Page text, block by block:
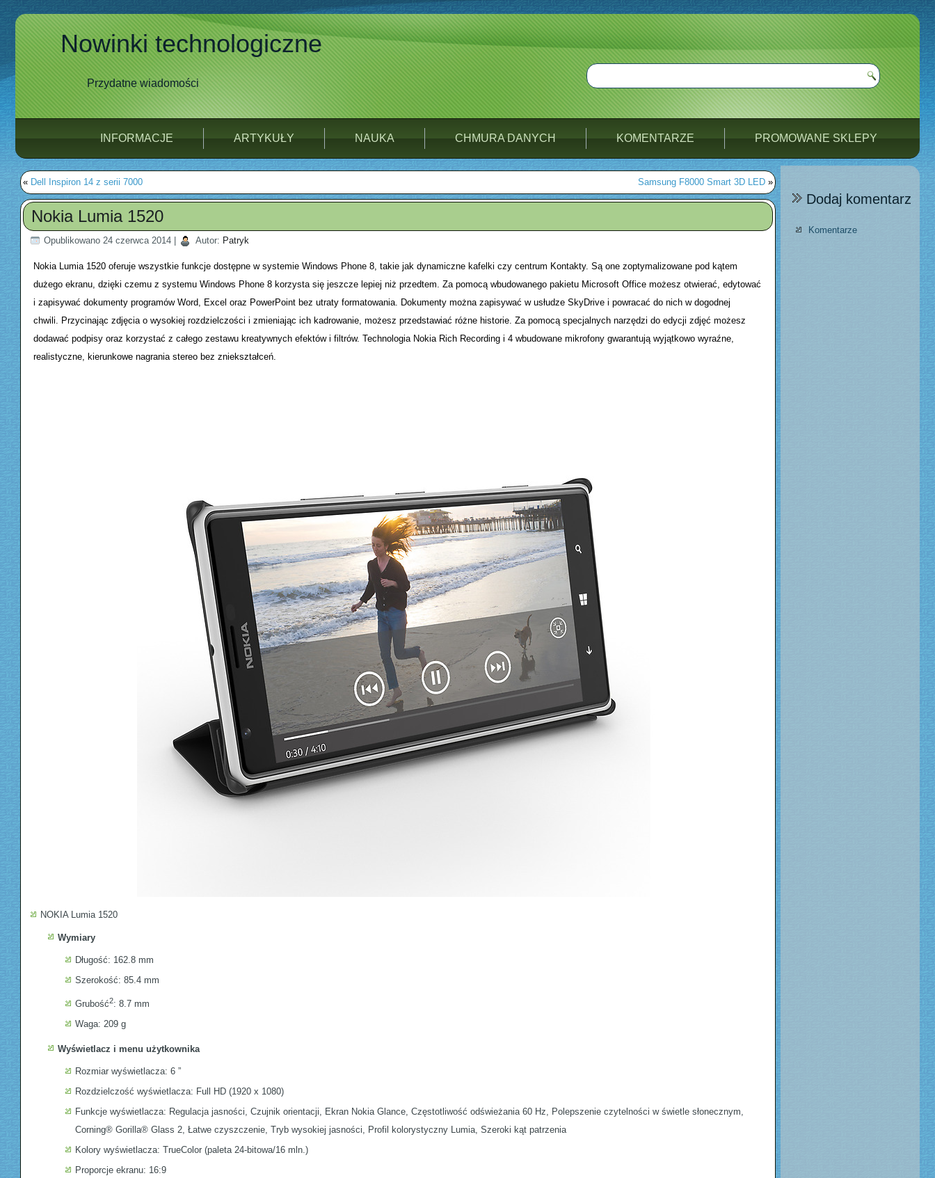
Nowinki technologiczne
Przydatne wiadomości
INFORMACJE ARTYKUŁY NAUKA CHMURA DANYCH KOMENTARZE PROMOWANE SKLEPY
« Dell Inspiron 14 z serii 7000 Samsung F8000 Smart 3D LED »
Nokia Lumia 1520
Opublikowano 24 czerwca 2014 Autor: Patryk
Nokia Lumia 1520 oferuje wszystkie funkcje dostępne w systemie Windows Phone 8, takie jak dynamiczne kafelki czy centrum Kontakty. Są one zoptymalizowane pod kątem
dużego ekranu, dzięki czemu z systemu Windows Phone 8 korzysta się jeszcze lepiej niż przedtem. Za pomocą wbudowanego pakietu Microsoft Office możesz otwierać, edytować
i zapisywać dokumenty programów Word, Excel oraz PowerPoint bez utraty formatowania. Dokumenty można zapisywać w usłudze SkyDrive i powracać do nich w dogodnej
chwili. Przycinając zdjęcia o wysokiej rozdzielczości i zmieniając ich kadrowanie, możesz przedstawiać różne historie. Za pomocą specjalnych narzędzi do edycji zdjęć możesz
dodawać podpisy oraz korzystać z całego zestawu kreatywnych efektów i filtrów. Technologia Nokia Rich Recording i 4 wbudowane mikrofony gwarantują wyjątkowo wyraźne,
realistyczne, kierunkowe nagrania stereo bez zniekształceń.
NOKIA Lumia 1520
Wymiary
Długość: 162.8 mm
Szerokość: 85.4 mm
Grubość2: 8.7 mm
Waga: 209 g
Wyświetlacz i menu użytkownika
Rozmiar wyświetlacza: 6 ”
Rozdzielczość wyświetlacza: Full HD (1920 x 1080)
Funkcje wyświetlacza: Regulacja jasności, Czujnik orientacji, Ekran Nokia Glance, Częstotliwość odświeżania 60 Hz, Polepszenie czytelności w świetle słonecznym,
Corning® Gorilla® Glass 2, Łatwe czyszczenie, Tryb wysokiej jasności, Profil kolorystyczny Lumia, Szeroki kąt patrzenia
Kolory wyświetlacza: TrueColor (paleta 24-bitowa/16 mln.)
Proporcje ekranu: 16:9
Dodaj komentarz
Komentarze